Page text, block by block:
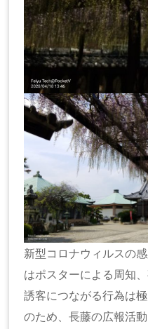
新型コロナウィルスの
はポスターによる周知
誘客につながる行為は
のため、長藤の広報活